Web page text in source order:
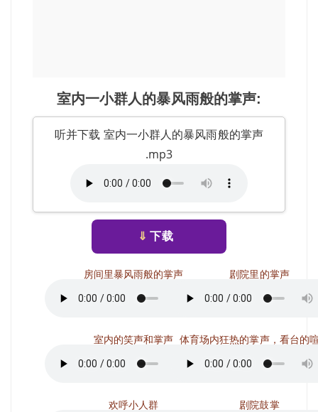
室内一小群人的暴风雨般的掌声:
听并下载 室内一小群人的暴风雨般的掌声
.mp3
⇓ 下载
房间里暴风雨般的掌声
室内的笑声和掌声
欢呼小人群
剧院里的掌声
体育场内狂热的掌声，看台的
剧院鼓掌